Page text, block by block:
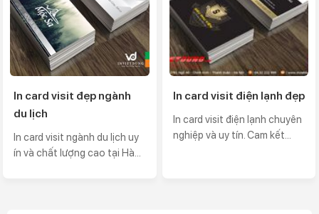
In card visit đẹp ngành
du lịch
In card visit ngành du lịch uy
ín và chất lượng cao tại Hà...
In card visit điện lạnh đẹp
In card visit điện lạnh chuyên
nghiệp và uy tín. Cam kết...